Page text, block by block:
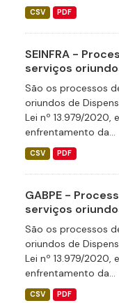
CSV PDF
SEINFRA -
serviços
São os processos
oriundos de
Lei nº 13.979/2020,
enfrentamento da...
CSV PDF
GABPE -
serviços
São os processos
oriundos de
Lei nº 13.979/2020,
enfrentamento da...
CSV PDF